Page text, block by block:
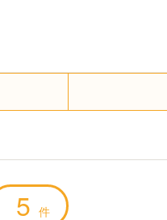
5 件